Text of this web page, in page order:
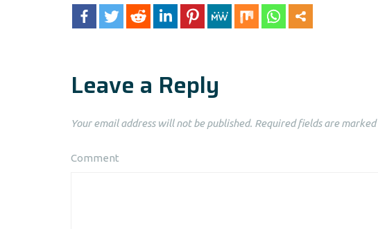
Leave a Reply
Your email address will not be published. Required fields are marked
Comment